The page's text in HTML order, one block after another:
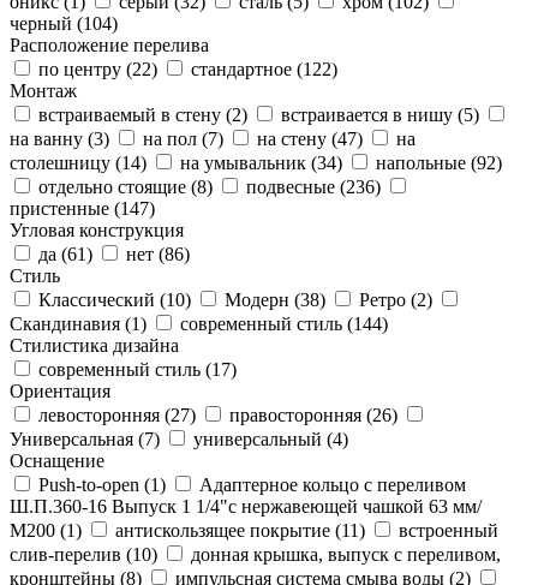
черный (104)
Расположение перелива
по центру (22) стандартное (122)
Монтаж
встраиваемый в стену (2) встраивается в нишу (5)
на ванну (3) на пол (7) на стену (47)
на
столешницу (14) на умывальник (34) напольные (92)
отдельно стоящие (8) подвесные (236)
пристенные (147)
Угловая конструкция
да (61) нет (86)
Стиль
Классический (10) Модерн (38) Ретро (2)
Скандинавия (1) современный стиль (144)
Стилистика дизайна
современный стиль (17)
Ориентация
левосторонняя (27) правосторонняя (26)
Универсальная (7) универсальный (4)
Оснащение
Push-to-open (1)
Адаптерное кольцо с переливом
Ш.П.360-16 Выпуск 1 1/4"с нержавеющей чашкой 63 мм/
М200 (1) антискользящее покрытие (11)
встроенный
слив-перелив (10)
донная крышка, выпуск с переливом,
кронштейны (8) импульсная система смыва воды (2)